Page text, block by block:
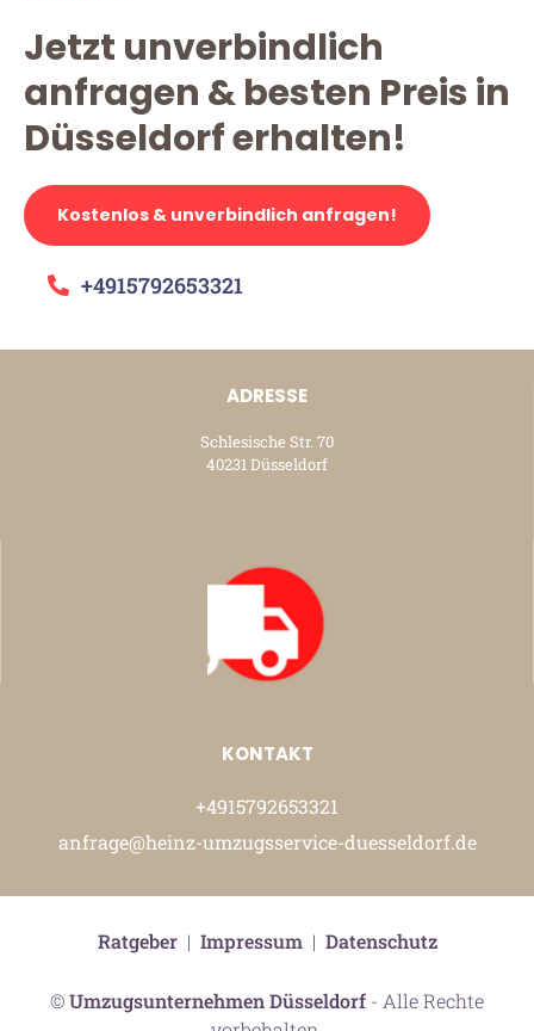
Jetzt unverbindlich
anfragen & besten Preis in
Düsseldorf erhalten!
Kostenlos & unverbindlich anfragen!
+4915792653321
ADRESSE
Schlesische Str. 70
40231 Düsseldorf
KONTAKT
+4915792653321
anfrage@heinz-umzugsservice-duesseldorf.de
©Umzugsunternehmen Düsseldorf - Alle Rechte
Ratgeber| Impressum| Datenschutz